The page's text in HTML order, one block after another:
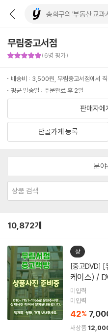
무림중고서점
(6명 평가)
배송비 : 3,500원, 무림중고서점에서
평균 발송일 : 주문완료 후 2일
판매자에
단골가게 등록
분야
10,872개
상
[중고DVD]
케이스) /
미입력
미입력
42%
새상품